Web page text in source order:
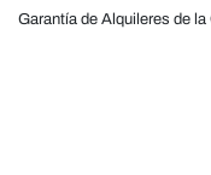
Garantía de Alquileres de